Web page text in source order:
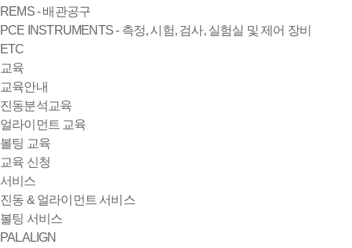
REMS - 배관공구
PCE INSTRUMENTS - 측정, 시험, 검사, 실험실 및 제어 장비
ETC
교육
교육안내
진동분석교육
얼라이먼트 교육
볼팅 교육
교육 신청
서비스
진동 & 얼라이먼트 서비스
볼팅 서비스
PALALIGN